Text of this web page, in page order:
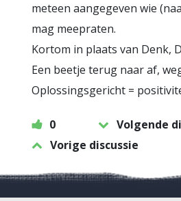
meteen aangegeven wie
mag meepraten.
Kortom in plaats van Denk,
Een beetje terug naar af,
Oplossingsgericht =
0
Volgende
Vorige discussie